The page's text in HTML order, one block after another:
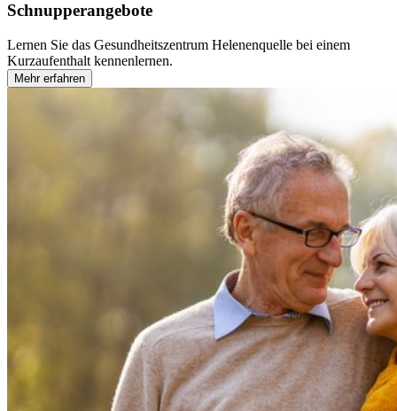
Schnupperangebote
Lernen Sie das Gesundheitszentrum Helenenquelle bei einem
Kurzaufenthalt kennenlernen.
Mehr erfahren